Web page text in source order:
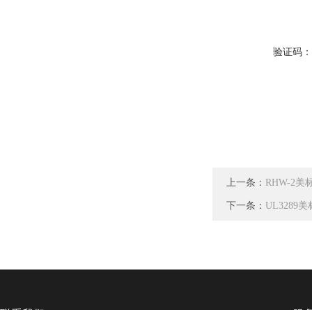
验证码：
上一条： RHW-2美
下一条： UL3289美